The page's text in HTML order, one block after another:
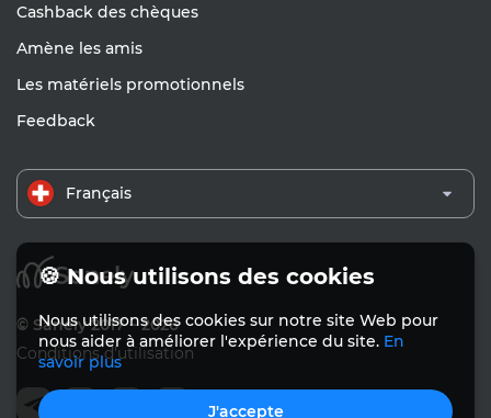
Cashback des chèques
Amène les amis
Les matériels promotionnels
Feedback
Français
© Sanely 2017 – 2026
Conditions d'utilisation
🍪 Nous utilisons des cookies
Nous utilisons des cookies sur notre site Web pour
nous aider à améliorer l'expérience du site. En
savoir plus
J'accepte